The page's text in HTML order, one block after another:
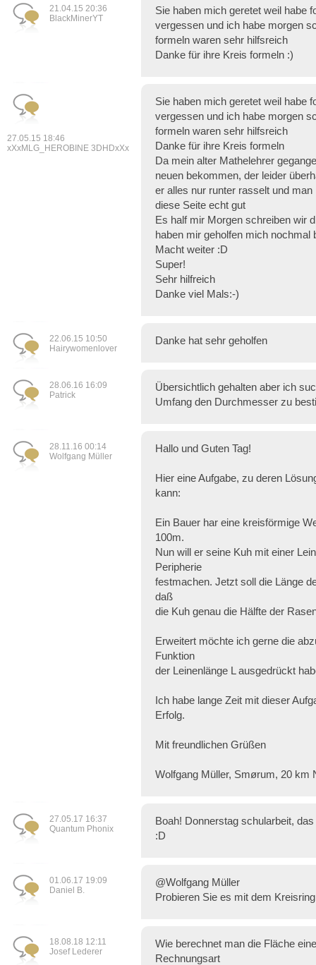
21.04.15 20:36
BlackMinerYT
Sie haben mich geretet weil habe
vergessen und ich habe morgen
formeln waren sehr hilfsreich
Danke für ihre Kreis formeln :)
27.05.15 18:46
xXxMLG_HEROBINE 3DHDxXx
Sie haben mich geretet weil habe
vergessen und ich habe morgen
formeln waren sehr hilfsreich
Danke für ihre Kreis formeln
Da mein alter Mathelehrer
neuen bekommen, der leider
er alles nur runter rasselt und
diese Seite echt gut
Es half mir Morgen schreiben wir
haben mir geholfen mich nochmal
Macht weiter :D
Super!
Sehr hilfreich
Danke viel Mals:-)
22.06.15 10:50
Hairywomenlover
Danke hat sehr geholfen
28.06.16 16:09
Patrick
Übersichtlich gehalten aber ich
Umfang den Durchmesser zu
28.11.16 00:14
Wolfgang Müller
Hallo und Guten Tag!
Hier eine Aufgabe, zu deren
kann:
Ein Bauer har eine kreisförmige
100m.
Nun will er seine Kuh mit einer
Peripherie
festmachen. Jetzt soll die Länge
daß
die Kuh genau die Hälfte der
Erweitert möchte ich gerne die
Funktion
der Leinenlänge L ausgedrückt
Ich habe lange Zeit mit dieser
Erfolg.
Mit freundlichen Grüßen
Wolfgang Müller, Smørum, 20 km
27.05.17 16:37
Quantum Phonix
Boah! Donnerstag schularbeit,
:D
01.06.17 19:09
Daniel B.
@Wolfgang Müller
Probieren Sie es mit dem
18.08.18 12:11
Josef Lederer
Wie berechnet man die Fläche
Rechnungsart